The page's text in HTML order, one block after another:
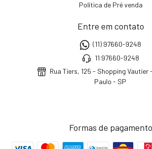
Política de Pré venda
Entre em contato
(11) 97660-9248
11 97660-9248
Rua Tiers, 125 - Shopping Vautier
Paulo - SP
Formas de pagamento